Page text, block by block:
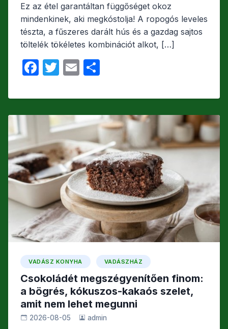
c
e
b
o
o
k
itt
er
ail s
z
a
g
Ez az étel garantáltan függőséget okoz
mindenkinek, aki megkóstolja! A ropogós leveles
tészta, a fűszeres darált hús és a gazdag sajtos
töltelék tökéletes kombinációt alkot, […]
F
c
e
o
o
k
T
itt
er
E
ail s
z
a
m
e
g
VADÁSZ KONYHA VADÁSZHÁZ
Csokoládét megszégyenítően finom:
a bögrés, kókuszos-kakaós szelet,
amit nem lehet megunni
2026-08-05 admin